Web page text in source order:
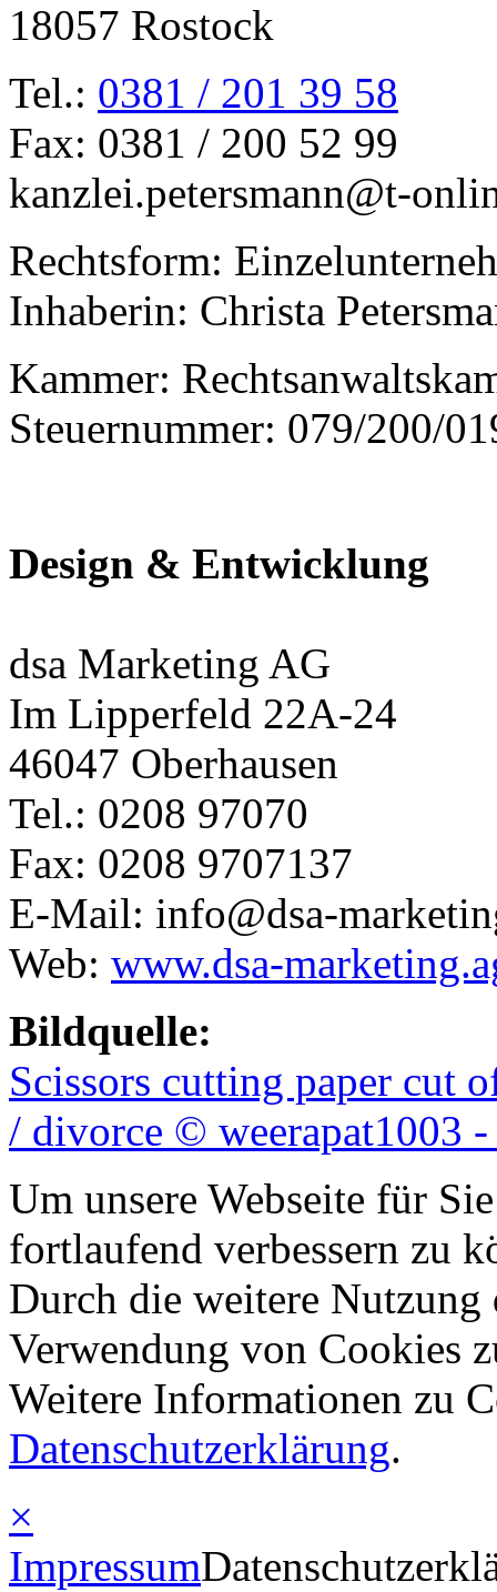
18057 Rostock
Tel.: 0381 / 201 39 58
Fax: 0381 / 200 52 99
kanzlei.petersmann@t-
Rechtsform:
Inhaberin: Christa
Kammer:
Steuernummer: 079/200/
Design & Entwicklung
dsa Marketing AG
Im Lipperfeld 22A-24
46047 Oberhausen
Tel.: 0208 97070
Fax: 0208 9707137
E-Mail: info@dsa-
Web: www.dsa-
Bildquelle:
Scissors cutting paper cut
/ divorce © weerapat1003
Um unsere Webseite für
fortlaufend verbessern zu
Durch die weitere Nutzung
Verwendung von Cookies
Weitere Informationen zu
Datenschutzerklärung.
×
Impressum